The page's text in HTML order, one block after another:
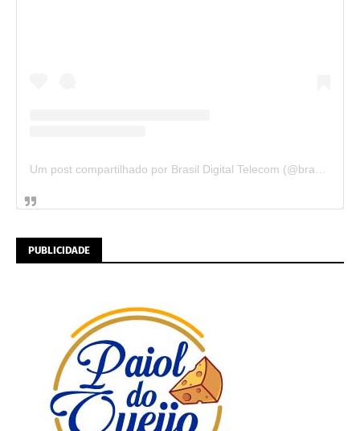
PUBLICIDADE